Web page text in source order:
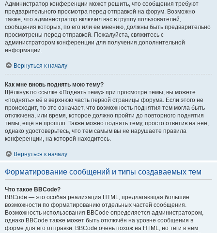
Администратор конференции может решить, что сообщения требуют
предварительного просмотра перед отправкой на форум. Возможно
также, что администратор включил вас в группу пользователей,
сообщения которых, по его или её мнению, должны быть предварительно
просмотрены перед отправкой. Пожалуйста, свяжитесь с
администратором конференции для получения дополнительной
информации.
Вернуться к началу
Как мне вновь поднять мою тему?
Щёлкнув по ссылке «Поднять тему» при просмотре темы, вы можете
«поднять» её в верхнюю часть первой страницы форума. Если этого не
происходит, то это означает, что возможность поднятия тем могла быть
отключена, или время, которое должно пройти до повторного поднятия
темы, ещё не прошло. Также можно поднять тему, просто ответив на неё,
однако удостоверьтесь, что тем самым вы не нарушаете правила
конференции, на которой находитесь.
Вернуться к началу
Форматирование сообщений и типы создаваемых тем
Что такое BBCode?
BBCode — это особая реализация HTML, предлагающая большие
возможности по форматированию отдельных частей сообщения.
Возможность использования BBCode определяется администратором,
однако BBCode также может быть отключён на уровне сообщения в
форме для его отправки. BBCode очень похож на HTML, но теги в нём